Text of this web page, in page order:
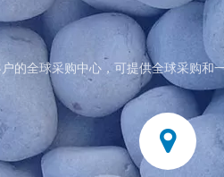
的全球采购中心，可提供全球采购